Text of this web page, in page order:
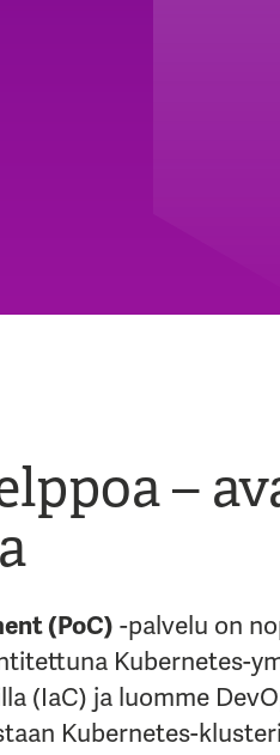
–
(PoC) -palvelu on
Kubernetes-
(IaC) ja luomme
Kubernetes-